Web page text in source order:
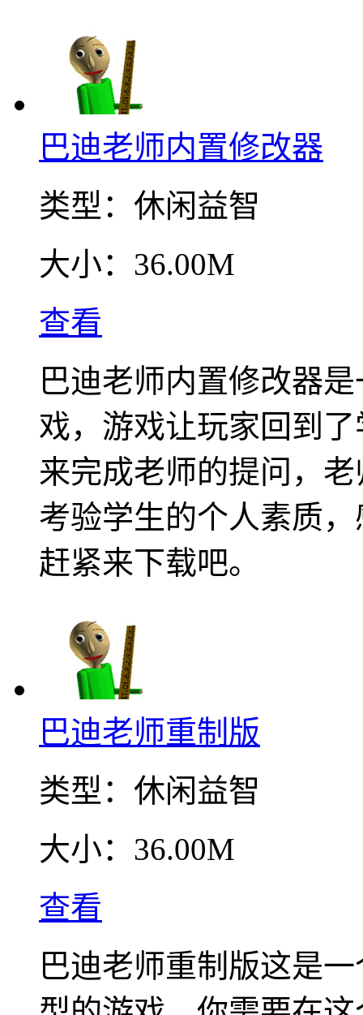
巴迪老师内置修改器
类型： 休闲益智
大小： 36.00M
查看
巴迪老师内置修改器
戏，游戏让玩家回到
来完成老师的提问，
考验学生的个人素质
赶紧来下载吧。
巴迪老师重制版
类型： 休闲益智
大小： 36.00M
查看
巴迪老师重制版这是